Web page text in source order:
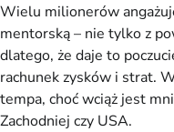
Wielu milionerów
mentorską – nie tylko z
dlatego, że daje to
rachunek zysków i strat.
tempa, choć wciąż jest
Zachodniej czy USA.